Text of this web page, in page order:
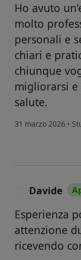
Ho avuto
molto
personali e
chiari e
chiunque
migliorarsi
salute.
31 marzo 2026 •
Davide
Esperienza
attenzione
ricevendo